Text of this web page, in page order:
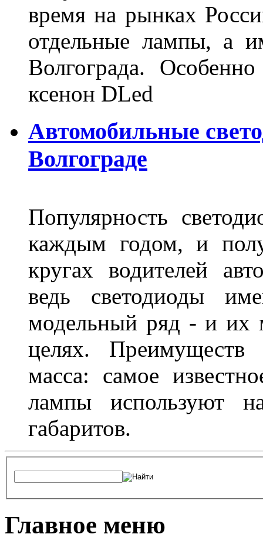
время на рынках
отдельные лампы, а
Волгограда.
ксенон DLed
Автомобильные
Волгограде
Популярность
каждым годом, и
кругах водителей
ведь светодиоды
модельный ряд - и их
целях.
масса: самое
лампы используют
габаритов.
Главное меню